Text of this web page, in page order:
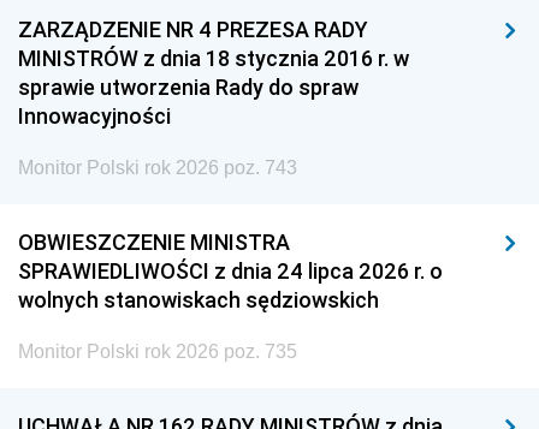
ZARZĄDZENIE NR 4 PREZESA RADY
MINISTRÓW z dnia 18 stycznia 2016 r. w
sprawie utworzenia Rady do spraw
Innowacyjności
Monitor Polski rok 2026 poz. 743
OBWIESZCZENIE MINISTRA
SPRAWIEDLIWOŚCI z dnia 24 lipca 2026 r. o
wolnych stanowiskach sędziowskich
Monitor Polski rok 2026 poz. 735